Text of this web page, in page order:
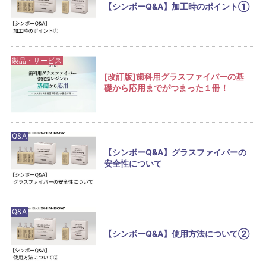
【シンボーQ&A】加工時のポイント①
製品・サービス
[改訂版]歯科用グラスファイバーの基
礎から応用までがつまった１冊！
Q&A
【シンボーQ&A】グラスファイバーの
安全性について
Q&A
【シンボーQ&A】使用方法について②